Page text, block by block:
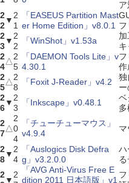
ア
2
2
▼ 2
1
「EASEUS Partition Mast
er Home Edition」v8.0.1 フ
2
3
▼ 2
2
「WinShot」v1.53a
2
4
△2
5
「DAEMON Tools Lite」v
4.30.1
作
2
5
△2
8
「Foxit J-Reader」v4.2
独
2
6
▼ 2
3
「Inkscape」v0.48.1
ベ
2
7△
2
0
4
「チューチューマウス」
v4.9.4
2
8
▼ 2
4
「Auslogics Disk Defra
g」v3.2.0.0
ハ
2
▼
2
「AVG Anti-Virus Free E
dition 2011 日本語版」v1